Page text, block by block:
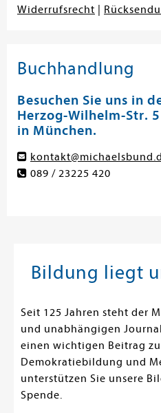
Widerrufsrecht
Buchhandlung
Besuchen Sie uns in
Herzog-Wilhelm-Str. 5
in München.
089 / 23225 420
Bildung liegt
Seit 125 Jahren steht der
und unabhängigen
einen wichtigen Beitrag
Demokratiebildung und
unterstützen Sie unsere
Spende.